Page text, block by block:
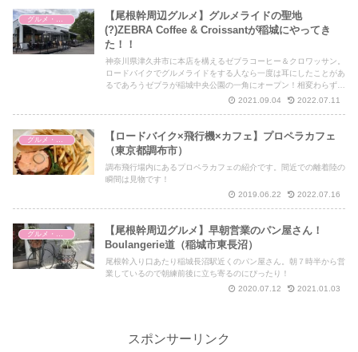
グルメ・補給ポイント
【尾根幹周辺グルメ】グルメライドの聖地
(?)ZEBRA Coffee & Croissantが稲城にやってき
た！！
神奈川県津久井市に本店を構えるゼブラコーヒー＆クロワッサン。
ロードバイクでグルメライドをする人なら一度は耳にしたことがあ
るであろうゼブラが稲城中央公園の一角にオープン！相変わらずク
ロワッサンが絶品＆ロードバイク乗りにやさしいお店でした！
2021.09.04 2022.07.11
グルメ・補給ポイント
【ロードバイク×飛行機×カフェ】プロペラカフェ
（東京都調布市）
調布飛行場内にあるプロペラカフェの紹介です。間近での離着陸の
瞬間は見物です！
2019.06.22
2022.07.16
グルメ・補給ポイント
【尾根幹周辺グルメ】早朝営業のパン屋さん！
Boulangerie道（稲城市東長沼）
尾根幹入り口あたり稲城長沼駅近くのパン屋さん。朝７時半から営
業しているので朝練前後に立ち寄るのにぴったり！
2020.07.12
2021.01.03
スポンサーリンク